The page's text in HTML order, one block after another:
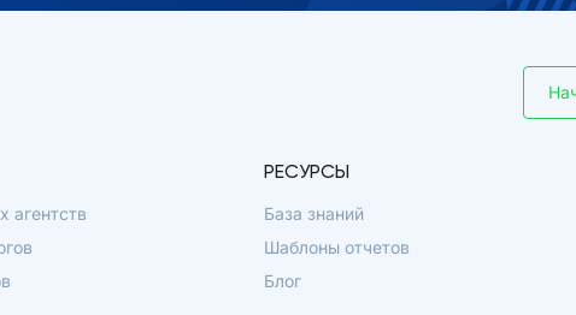
агентств
РЕСУРСЫ
База знаний
Шаблоны отчетов
Блог